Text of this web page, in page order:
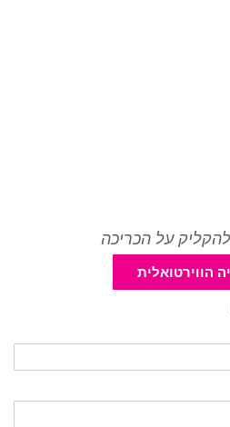
על הכריכה
הווירטואלית